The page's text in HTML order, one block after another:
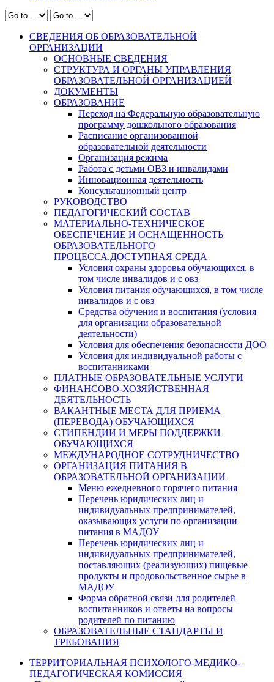
СВЕДЕНИЯ ОБ ОБРАЗОВАТЕЛЬНОЙ
ОРГАНИЗАЦИИ
ОСНОВНЫЕ СВЕДЕНИЯ
СТРУКТУРА И ОРГАНЫ УПРАВЛЕНИЯ
ОБРАЗОВАТЕЛЬНОЙ ОРГАНИЗАЦИЕЙ
ДОКУМЕНТЫ
ОБРАЗОВАНИЕ
Переход на Федеральную образовательную
программу дошкольного образования
Расписание организованной
образовательной деятельности
Организация режима
Работа с детьми ОВЗ и инвалидами
Инновационная деятельность
Консультационный центр
РУКОВОДСТВО
ПЕДАГОГИЧЕСКИЙ СОСТАВ
МАТЕРИАЛЬНО-ТЕХНИЧЕСКОЕ
ОБЕСПЕЧЕНИЕ И ОСНАЩЕННОСТЬ
ОБРАЗОВАТЕЛЬНОГО
ПРОЦЕССА.ДОСТУПНАЯ СРЕДА
Условия охраны здоровья обучающихся, в
том числе инвалидов и с овз
Условия питания обучающихся, в том числе
инвалидов и с овз
Средства обучения и воспитания (условия
для организации образовательной
деятельности)
Условия для обеспечения безопасности ДОО
Условия для индивидуальной работы с
воспитанниками
ПЛАТНЫЕ ОБРАЗОВАТЕЛЬНЫЕ УСЛУГИ
ФИНАНСОВО-ХОЗЯЙСТВЕННАЯ
ДЕЯТЕЛЬНОСТЬ
ВАКАНТНЫЕ МЕСТА ДЛЯ ПРИЕМА
(ПЕРЕВОДА) ОБУЧАЮЩИХСЯ
СТИПЕНДИИ И МЕРЫ ПОДДЕРЖКИ
ОБУЧАЮЩИХСЯ
МЕЖДУНАРОДНОЕ СОТРУДНИЧЕСТВО
ОРГАНИЗАЦИЯ ПИТАНИЯ В
ОБРАЗОВАТЕЛЬНОЙ ОРГАНИЗАЦИИ
Меню ежедневного горячего питания
Перечень юридических лиц и
индивидуальных предпринимателей,
оказывающих услуги по организации
питания в МАДОУ
Перечень юридических лиц и
индивидуальных предпринимателей,
поставляющих (реализующих) пищевые
продукты и продовольственное сырье в
МАДОУ
Форма обратной связи для родителей
воспитанников и ответы на вопросы
родителей по питанию
ОБРАЗОВАТЕЛЬНЫЕ СТАНДАРТЫ И
ТРЕБОВАНИЯ
ТЕРРИТОРИАЛЬНАЯ ПСИХОЛОГО-МЕДИКО-
ПЕДАГОГИЧЕСКАЯ КОМИССИЯ